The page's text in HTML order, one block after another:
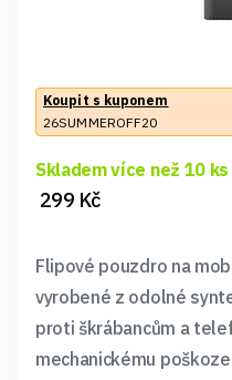
Koupit s kuponem
26SUMMEROFF20
Skladem více než 10 ks
299 Kč
Flipové pouzdro na
vyrobené z odolné
proti škrábancům a
mechanickému